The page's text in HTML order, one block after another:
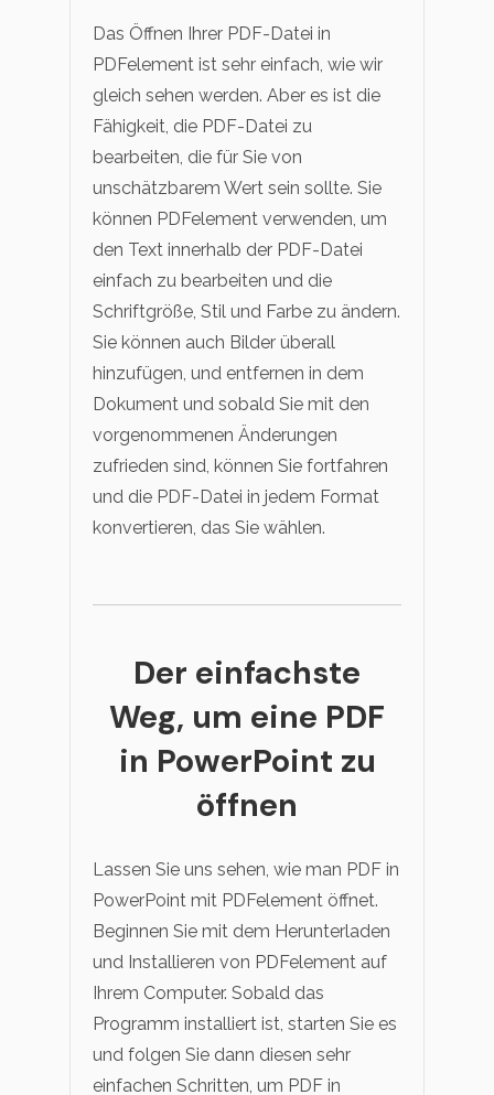
Das Öffnen Ihrer PDF-Datei in
PDFelement ist sehr einfach, wie wir
gleich sehen werden. Aber es ist die
Fähigkeit, die PDF-Datei zu
bearbeiten, die für Sie von
unschätzbarem Wert sein sollte. Sie
können PDFelement verwenden, um
den Text innerhalb der PDF-Datei
einfach zu bearbeiten und die
Schriftgröße, Stil und Farbe zu ändern.
Sie können auch Bilder überall
hinzufügen, und entfernen in dem
Dokument und sobald Sie mit den
vorgenommenen Änderungen
zufrieden sind, können Sie fortfahren
und die PDF-Datei in jedem Format
konvertieren, das Sie wählen.
Der einfachste
Weg, um eine PDF
in PowerPoint zu
öffnen
Lassen Sie uns sehen, wie man PDF in
PowerPoint mit PDFelement öffnet.
Beginnen Sie mit dem Herunterladen
und Installieren von PDFelement auf
Ihrem Computer. Sobald das
Programm installiert ist, starten Sie es
und folgen Sie dann diesen sehr
einfachen Schritten, um PDF in